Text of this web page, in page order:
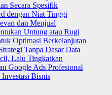
Secara Spesifik
dengan Niat Tinggi
dan Menjual
Untung atau Rugi
Optimasi Berkelanjutan
Tanpa Dasar Data
Lalu Tingkatkan
Google Ads Profesional
Bisnis